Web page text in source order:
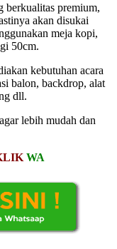
berkualitas premium,
akan disukai
meja kopi,
50cm.
kebutuhan acara
balon, backdrop, alat
dll.
lebih mudah dan
WA